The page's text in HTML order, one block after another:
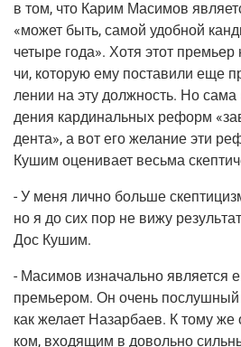
в том, что Карим Маси­мов
«может быть, самой удоб­ной
четы­ре года». Хотя этот
чи, кото­рую ему поста­ви­ли еще
ле­нии на эту долж­ность. Но
де­ния кар­ди­наль­ных реформ
ден­та», а вот его жела­ние эти
Кушим оце­ни­ва­ет весь­ма
- У меня лич­но боль­ше
но я до сих пор не вижу
Дос Кушим.
- Маси­мов изна­чаль­но явля­ет­ся
пре­мье­ром. Он очень послуш­ный
как жела­ет Назар­ба­ев. К тому
ком, вхо­дя­щим в доволь­но